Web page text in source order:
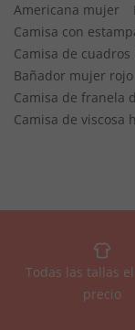
Americana mujer
Camisa con
Camisa de
Bañador mujer rojo
Camisa de franela
Camisa de viscosa
Todas las tallas
precio